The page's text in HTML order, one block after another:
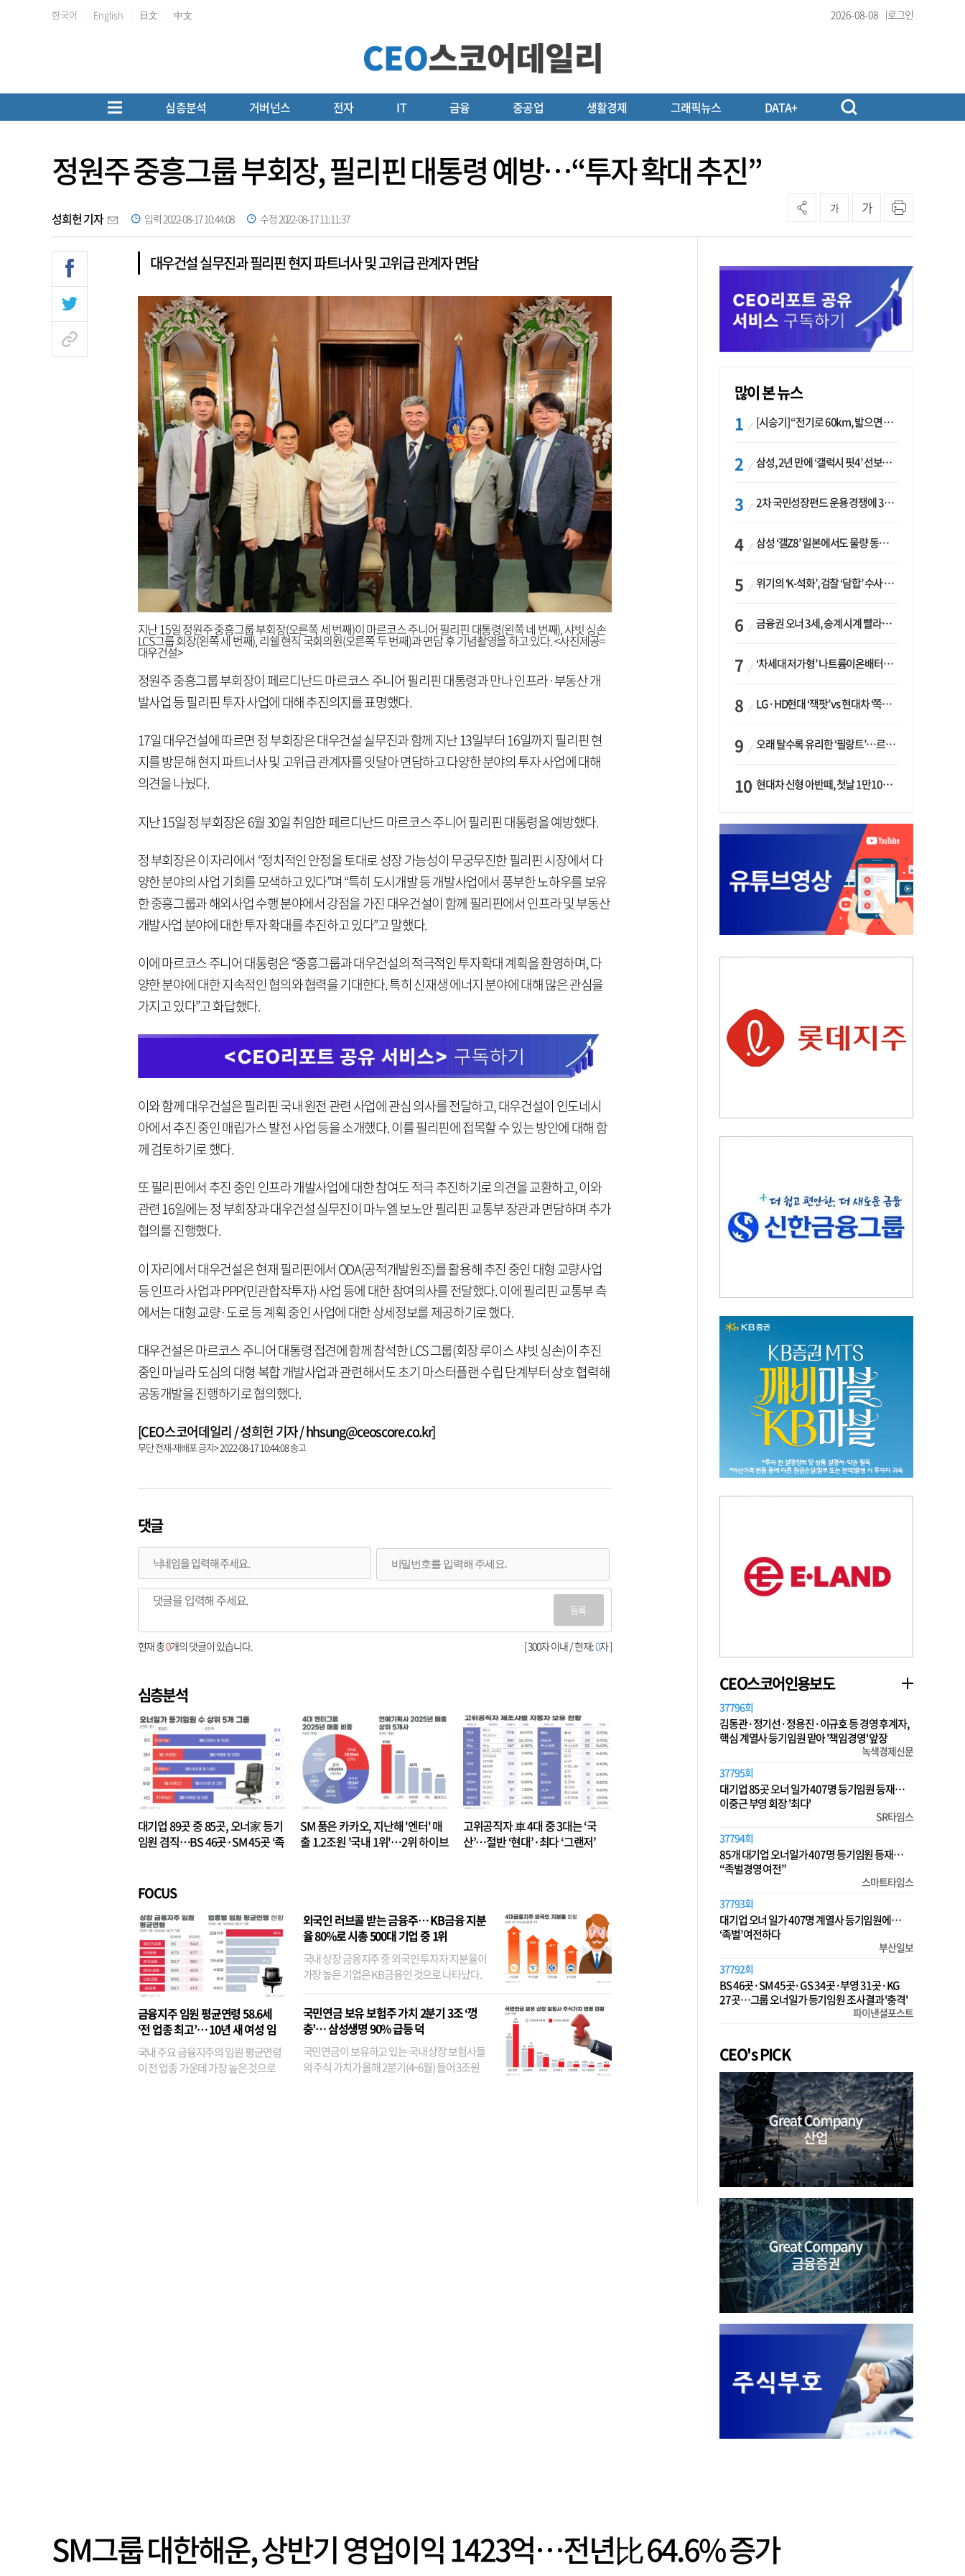
한국어 English 日文 中文 2026-08-08 로그인
심층분석 거버넌스 전자 IT 금융 중공업 생활경제 그래픽뉴스 DATA+
정원주 중흥그룹 부회장, 필리핀 대통령 예방…“투자 확대 추진”
성희헌 기자 입력 2022-08-17 10:44:08 수정 2022-08-17 11:11:37
가 가
대우건설 실무진과 필리핀 현지 파트너사 및 고위급 관계자 면담
지난 15일 정원주 중흥그룹 부회장(오른쪽 세 번째)이 마르코스 주니어 필리핀 대통령(왼쪽 네 번째), 샤빗 싱손
LCS그룹 회장(왼쪽 세 번째), 리쉘 현직 국회의원(오른쪽 두 번째)과 면담 후 기념촬영을 하고 있다. <사진제공=
대우건설>
정원주 중흥그룹 부회장이 페르디난드 마르코스 주니어 필리핀 대통령과 만나 인프라·부동산 개
발사업 등 필리핀 투자 사업에 대해 추진의지를 표명했다.
17일 대우건설에 따르면 정 부회장은 대우건설 실무진과 함께 지난 13일부터 16일까지 필리핀 현
지를 방문해 현지 파트너사 및 고위급 관계자를 잇달아 면담하고 다양한 분야의 투자 사업에 대해
의견을 나눴다.
지난 15일 정 부회장은 6월 30일 취임한 페르디난드 마르코스 주니어 필리핀 대통령을 예방했다.
정 부회장은 이 자리에서 “정치적인 안정을 토대로 성장 가능성이 무궁무진한 필리핀 시장에서 다
양한 분야의 사업 기회를 모색하고 있다”며 “특히 도시개발 등 개발사업에서 풍부한 노하우를 보유
한 중흥그룹과 해외사업 수행 분야에서 강점을 가진 대우건설이 함께 필리핀에서 인프라 및 부동산
개발사업 분야에 대한 투자 확대를 추진하고 있다”고 말했다.
이에 마르코스 주니어 대통령은 “중흥그룹과 대우건설의 적극적인 투자확대 계획을 환영하며, 다
양한 분야에 대한 지속적인 협의와 협력을 기대한다. 특히 신재생 에너지 분야에 대해 많은 관심을
가지고 있다”고 화답했다.
이와 함께 대우건설은 필리핀 국내 원전 관련 사업에 관심 의사를 전달하고, 대우건설이 인도네시
아에서 추진 중인 매립가스 발전 사업 등을 소개했다. 이를 필리핀에 접목할 수 있는 방안에 대해 함
께 검토하기로 했다.
또 필리핀에서 추진 중인 인프라 개발사업에 대한 참여도 적극 추진하기로 의견을 교환하고, 이와
관련 16일에는 정 부회장과 대우건설 실무진이 마누엘 보노안 필리핀 교통부 장관과 면담하며 추가
협의를 진행했다.
이 자리에서 대우건설은 현재 필리핀에서 ODA(공적개발원조)를 활용해 추진 중인 대형 교량사업
등 인프라 사업과 PPP(민관합작투자) 사업 등에 대한 참여의사를 전달했다. 이에 필리핀 교통부 측
에서는 대형 교량·도로 등 계획 중인 사업에 대한 상세정보를 제공하기로 했다.
대우건설은 마르코스 주니어 대통령 접견에 함께 참석한 LCS 그룹(회장 루이스 샤빗 싱손)이 추진
중인 마닐라 도심의 대형 복합 개발사업과 관련해서도 초기 마스터플랜 수립 단계부터 상호 협력해
공동개발을 진행하기로 협의했다.
[CEO스코어데일리 / 성희헌 기자 / hhsung@ceoscore.co.kr]
무단 전재-재배포 금지> 2022-08-17 10:44:08 송고
댓글
등록
[ 300자 이내 / 현재:0자 ]
현재 총0개의 댓글이 있습니다.
심층분석
대기업 89곳 중 85곳, 오너家 등기
임원 겸직…BS 46곳·SM 45곳 ‘족
SM 품은 카카오, 지난해 '엔터' 매
출 1.2조원 '국내 1위'…2위 하이브
고위공직자 車 4대 중 3대는 ‘국
산’…절반 ‘현대’·최다 ‘그랜저’
FOCUS
금융지주 임원 평균연령 58.6세
‘전 업종 최고’… 10년 새 여성 임
원은 14배 껑충
국내 주요 금융지주의 임원 평균연령
이 전 업종 가운데 가장 높은 것으로
외국인 러브콜 받는 금융주… KB금융 지분
율 80%로 시총 500대 기업 중 1위
국내 상장 금융지주 중 외국인 투자자 지분율이
가장 높은 기업은 KB금융인 것으로 나타났다.
융이었다. 특히 KB금융은 지난달 말 기준 해외
기관투자자 지분율이...
국민연금 보유 보험주 가치 2분기 3조 ‘껑
충’… 삼성생명 90% 급등 덕
국민연금이 보유하고 있는 국내 상장 보험사들
의 주식 가치가 올해 2분기(4~6월) 들어 3조원
많이 본 뉴스
[시승기] “전기로 60km, 밟으면 462마력”…볼보 XC60 T8의 두 얼굴
삼성, 2년 만에 ‘갤럭시 핏4’ 선보이나…웨어러블 생태계 확장 ‘시동’
2차 국민성장펀드 운용 경쟁에 33개사 몰렸다…신한·하나 등 새 얼굴 대거 합류
삼성 ‘갤Z8’ 일본에서도 물량 동났다…애플 참전 앞두고 선두 수성 ‘시험대’
위기의 ‘K-석화’, 검찰 ‘담합’ 수사 착수…“LG·한화·롯데 등 7개 업체, 8개 제품 가격 담합”
금융권 오너 3세, 승계 시계 빨라지나…한국투자 ‘속도’·미래에셋·메리츠는 ‘거리두기’
‘차세대 저가형’ 나트륨이온배터리 시대 오나…LG화학·에코프로, 상용화 속도낸다
LG·HD현대 ‘잭팟’ vs 현대차 ‘쪽박’…글로벌 사모펀드, 韓 대기업 투자 ‘희비’
오래 탈수록 유리한 ‘필랑트’…르노코리아, 5년 뒤 잔존가치 53% 보장
현대차 신형 아반떼, 첫날 1만1094대 계약…역대 최고치 경신
CEO스코어인용보도
37796회
김동관·정기선·정용진·이규호 등 경영 후계자,
핵심 계열사 등기임원 맡아 '책임경영' 앞장
녹색경제신문
37795회
대기업 85곳 오너 일가 407명 등기임원 등재…
이중근 부영 회장 '최다'
SR타임스
37794회
85개 대기업 오너일가 407명 등기임원 등재…
“족벌경영 여전”
스마트타임스
37793회
대기업 오너 일가 407명 계열사 등기임원에…
‘족벌’ 여전하다
부산일보
37792회
BS 46곳·SM 45곳·GS 34곳·부영 31곳·KG
27곳…그룹 오너일가 등기임원 조사결과 '충격'
파이낸셜포스트
CEO's PICK
SM그룹 대한해운, 상반기 영업이익 1423억…전년比 64.6% 증가